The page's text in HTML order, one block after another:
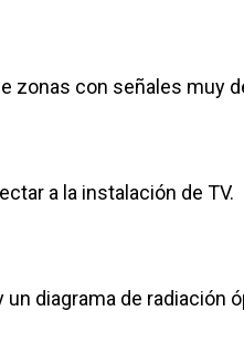
zonas con señales muy
a la instalación de TV.
un diagrama de radiación